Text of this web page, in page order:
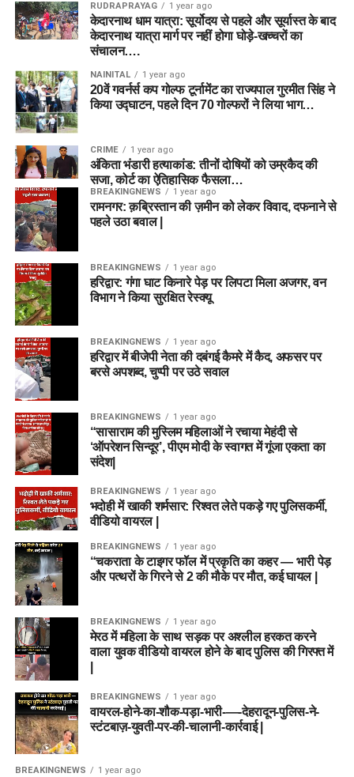
RUDRAPRAYAG 1 year ago
केदारनाथ धाम यात्रा: सूर्योदय से पहले और सूर्यास्त के बाद
केदारनाथ यात्रा मार्ग पर नहीं होगा घोड़े-खच्चरों का
संचालन….
NAINITAL 1 year ago
20वें गवर्नर्स कप गोल्फ टूर्नामेंट का राज्यपाल गुरमीत सिंह ने
किया उद्घाटन, पहले दिन 70 गोल्फरों ने लिया भाग…
CRIME 1 year ago
अंकिता भंडारी हत्याकांड: तीनों दोषियों को उम्रकैद की
सजा, कोर्ट का ऐतिहासिक फैसला…
BREAKINGNEWS 1 year ago
रामनगर: क़ब्रिस्तान की ज़मीन को लेकर विवाद, दफनाने से
पहले उठा बवाल |
BREAKINGNEWS 1 year ago
हरिद्वार: गंगा घाट किनारे पेड़ पर लिपटा मिला अजगर, वन
विभाग ने किया सुरक्षित रेस्क्यू
BREAKINGNEWS 1 year ago
हरिद्वार में बीजेपी नेता की दबंगई कैमरे में कैद, अफसर पर
बरसे अपशब्द, चुप्पी पर उठे सवाल
BREAKINGNEWS 1 year ago
“सासाराम की मुस्लिम महिलाओं ने रचाया मेहंदी से
‘ऑपरेशन सिन्दूर’, पीएम मोदी के स्वागत में गूंजा एकता का
संदेश|
BREAKINGNEWS 1 year ago
भदोही में खाकी शर्मसार: रिश्वत लेते पकड़े गए पुलिसकर्मी,
वीडियो वायरल |
BREAKINGNEWS 1 year ago
“चकराता के टाइगर फॉल में प्रकृति का कहर — भारी पेड़
और पत्थरों के गिरने से 2 की मौके पर मौत, कई घायल |
BREAKINGNEWS 1 year ago
मेरठ में महिला के साथ सड़क पर अश्लील हरकत करने
वाला युवक वीडियो वायरल होने के बाद पुलिस की गिरफ्त में
BREAKINGNEWS 1 year ago
वायरल-होने-का-शौक-पड़ा-भारी-—-देहरादून-पुलिस-ने-
स्टंटबाज़-युवती-पर-की-चालानी-कार्रवाई |
BREAKINGNEWS 1 year ago